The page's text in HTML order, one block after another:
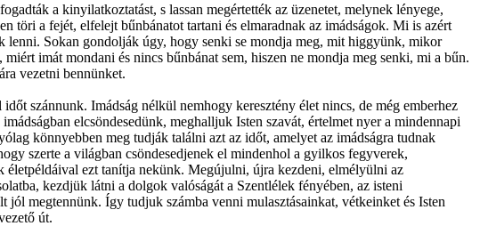
a kinyilatkoztatást, s lassan megértették az üzenetet, melynek lényege,
töri a fejét, elfelejt bűnbánatot tartani és elmaradnak az imádságok. Mi is azért
lenni. Sokan gondolják úgy, hogy senki se mondja meg, mit higgyünk, mikor
imát mondani és nincs bűnbánat sem, hiszen ne mondja meg senki, mi a bűn.
vezetni bennünket.
szánnunk. Imádság nélkül nemhogy keresztény élet nincs, de még emberhez
elcsöndesedünk, meghalljuk Isten szavát, értelmet nyer a mindennapi
könnyebben meg tudják találni azt az időt, amelyet az imádságra tudnak
szerte a világban csöndesedjenek el mindenhol a gyilkos fegyverek,
életpéldáival ezt tanítja nekünk. Megújulni, újra kezdeni, elmélyülni az
kezdjük látni a dolgok valóságát a Szentlélek fényében, az isteni
megtennünk. Így tudjuk számba venni mulasztásainkat, vétkeinket és Isten
út.